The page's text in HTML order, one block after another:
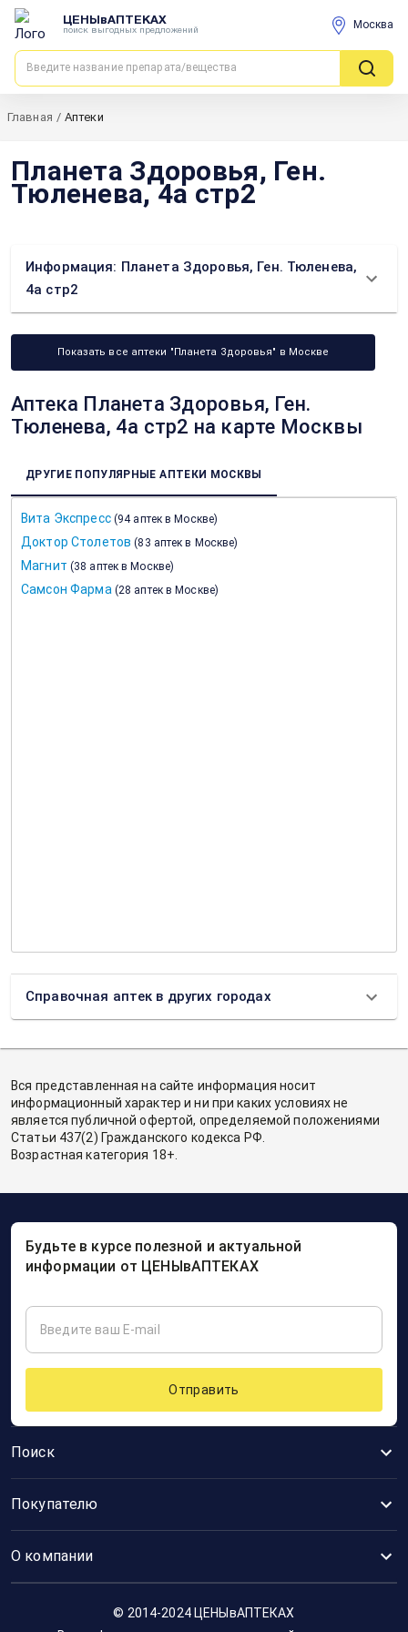
ЦЕНЫвАПТЕКАХ
поиск выгодных предложений Москва
Главная / Аптеки
Планета Здоровья, Ген.
Тюленева, 4а стр2
Информация: Планета Здоровья, Ген. Тюленева,
4а стр2
Показать все аптеки "Планета Здоровья" в Москве
Аптека Планета Здоровья, Ген.
Тюленева, 4а стр2 на карте Москвы
ДРУГИЕ ПОПУЛЯРНЫЕ АПТЕКИ МОСКВЫ
Вита Экспресс (94 аптек в Москве)
Доктор Столетов (83 аптек в Москве)
Магнит (38 аптек в Москве)
Самсон Фарма (28 аптек в Москве)
Справочная аптек в других городах
Вся представленная на сайте информация носит
информационный характер и ни при каких условиях не
является публичной офертой, определяемой положениями
Статьи 437(2) Гражданского кодекса РФ.
Возрастная категория 18+.
Поиск
Покупателю
О компании
Будьте в курсе полезной и актуальной
информации от ЦЕНЫвАПТЕКАХ
Отправить
© 2014-2024 ЦЕНЫвАПТЕКАХ